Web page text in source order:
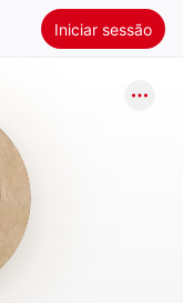
Iniciar sessão